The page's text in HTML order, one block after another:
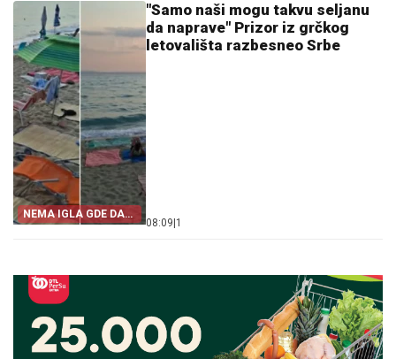
NEMA IGLA GDE DA
PADNE
"Samo naši mogu takvu seljanu
da naprave" Prizor iz grčkog
letovališta razbesneo Srbe
08:09 1